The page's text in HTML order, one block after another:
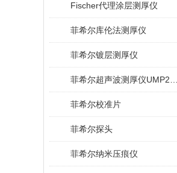
Fischer代理涂层测厚仪
菲希尔库伦法测厚仪
菲希尔镀层测厚仪
菲希尔校准片
菲希尔探头
菲希尔纳米压痕仪